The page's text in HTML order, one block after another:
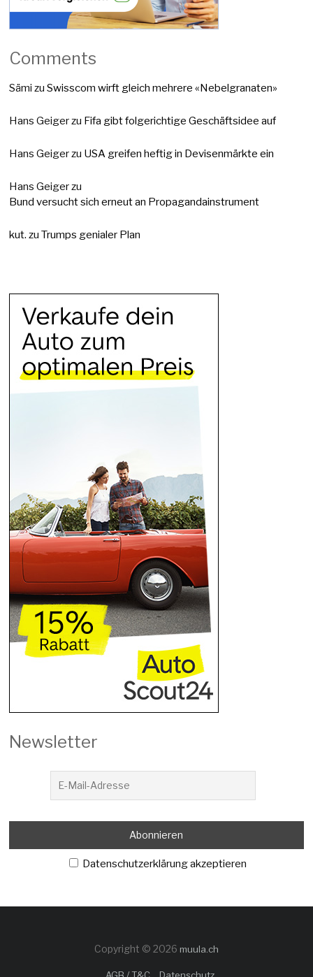
Comments
Sämi zuSwisscom wirft gleich mehrere «Nebelgranaten»
Hans Geigerzu Fifa gibt folgerichtige Geschäftsidee auf
Hans Geigerzu USA greifen heftig in Devisenmärkte ein
Hans Geigerzu
Bund versucht sich erneut an Propagandainstrument
kut. zuTrumps genialer Plan
Newsletter
Datenschutzerklärung akzeptieren
Copyright © 2026 muula.ch